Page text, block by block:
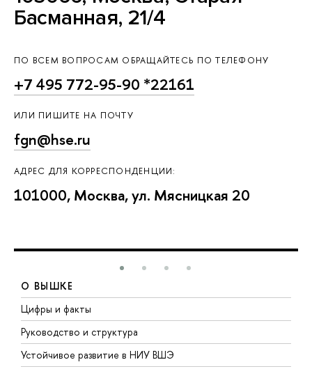
Басманная, 21/4
ПО ВСЕМ ВОПРОСАМ ОБРАЩАЙТЕСЬ ПО ТЕЛЕФОНУ
+7 495 772-95-90 *22161
ИЛИ ПИШИТЕ НА ПОЧТУ
fgn@hse.ru
АДРЕС ДЛЯ КОРРЕСПОНДЕНЦИИ:
101000, Москва, ул. Мясницкая 20
О ВЫШКЕ
Цифры и факты
Руководство и структура
Устойчивое развитие в НИУ ВШЭ